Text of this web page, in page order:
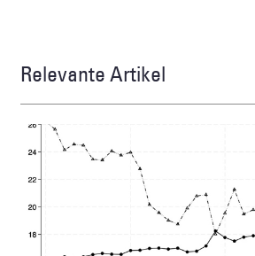
Relevante Artikel